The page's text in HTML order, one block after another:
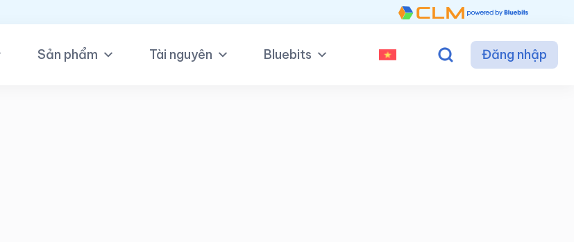
Sản phẩm Tài nguyên Bluebits Đăng nhập